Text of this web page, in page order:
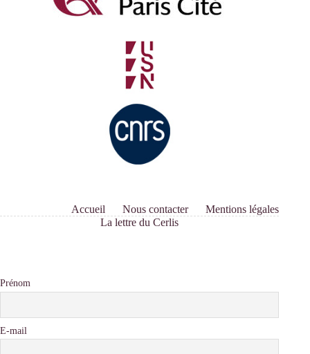
Accueil Nous contacter
Mentions légales
La lettre du Cerlis
Prénom
E-mail